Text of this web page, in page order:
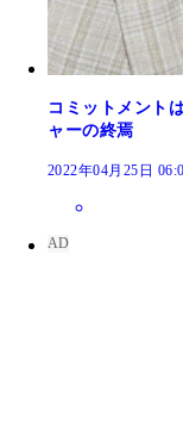
コミットメント
ャーの終焉
2022年04月25日